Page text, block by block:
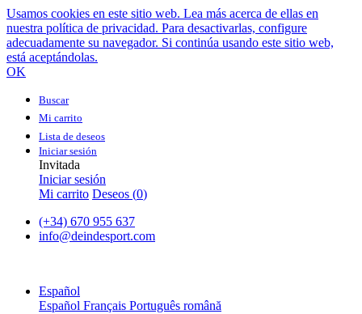
Usamos cookies en este sitio web. Lea más acerca de ellas en
nuestra política de privacidad. Para desactivarlas, configure
adecuadamente su navegador. Si continúa usando este sitio web,
está aceptándolas.
OK
Buscar
Mi carrito
Lista de deseos
Iniciar sesión
Invitada
Iniciar sesión
Mi carrito Deseos (0)
(+34) 670 955 637
info@deindesport.com
Español
Español Français Português română